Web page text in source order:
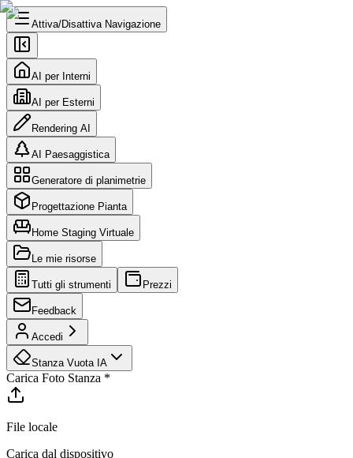
Attiva/Disattiva Navigazione
AI per Interni
AI per Esterni
Rendering AI
AI Paesaggistica
Generatore di planimetrie
Progettazione Pianta
Home Staging Virtuale
Le mie risorse
Tutti gli strumenti Prezzi
Feedback
Accedi
Stanza Vuota IA
Carica Foto Stanza *
File locale
Carica dal dispositivo